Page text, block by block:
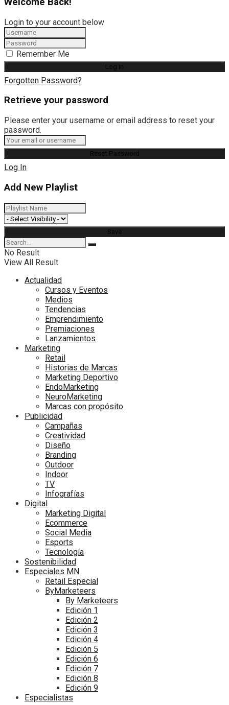
Login to your account below
Remember Me
Forgotten Password?
Retrieve your password
Please enter your username or email address to reset your
password.
Log In
Add New Playlist
No Result
View All Result
Actualidad
Cursos y Eventos
Medios
Tendencias
Emprendimiento
Premiaciones
Lanzamientos
Marketing
Retail
Historias de Marcas
Marketing Deportivo
EndoMarketing
NeuroMarketing
Marcas con propósito
Publicidad
Campañas
Creatividad
Diseño
Branding
Outdoor
Indoor
TV
Infografías
Digital
Marketing Digital
Ecommerce
Social Media
Esports
Tecnología
Sostenibilidad
Especiales MN
Retail Especial
ByMarketeers
By Marketeers
Edición 1
Edición 2
Edición 3
Edición 4
Edición 5
Edición 6
Edición 7
Edición 8
Edición 9
Especialistas